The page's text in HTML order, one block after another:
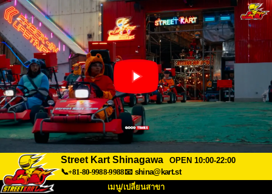
Street Kart Shinagawa
OPEN 10:00-22:00
📞+81-80-9988-9988📧 shina@kart.st
เมนู/เปลี่ยนสาขา